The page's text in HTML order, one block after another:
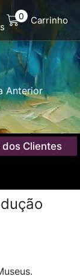
0 Carrinho
Anterior
dos Clientes